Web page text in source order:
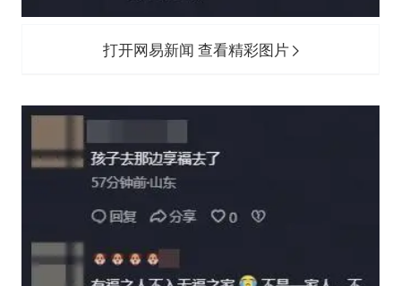
打开网易新闻 查看精彩图片